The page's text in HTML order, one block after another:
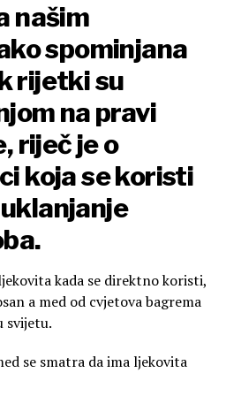
našim
spominjana
rijetki su
na pravi
riječ je o
koja se koristi
kada se direktno koristi,
a med od cvjetova bagrema
svijetu.
se smatra da ima ljekovita